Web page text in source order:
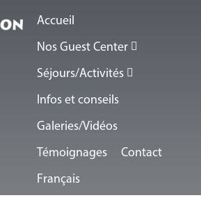
Accueil
Nos Guest Center
Séjours/Activités
Infos et conseils
Galeries/Vidéos
Témoignages
Contact
Français